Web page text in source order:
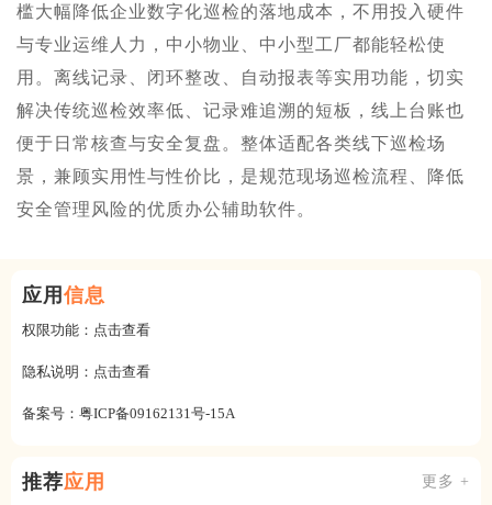
槛大幅降低企业数字化巡检的落地成本，不用投入硬件
与专业运维人力，中小物业、中小型工厂都能轻松使
用。离线记录、闭环整改、自动报表等实用功能，切实
解决传统巡检效率低、记录难追溯的短板，线上台账也
便于日常核查与安全复盘。整体适配各类线下巡检场
景，兼顾实用性与性价比，是规范现场巡检流程、降低
安全管理风险的优质办公辅助软件。
应用 信息
权限功能： 点击查看
隐私说明： 点击查看
备案号： 粤ICP备09162131号-15A
推荐应用 更多 +